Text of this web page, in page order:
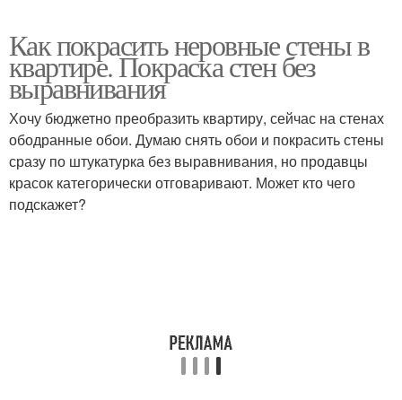
Как покрасить неровные стены в
квартире. Покраска стен без
выравнивания
Хочу бюджетно преобразить квартиру, сейчас на стенах
ободранные обои. Думаю снять обои и покрасить стены
сразу по штукатурка без выравнивания, но продавцы
красок категорически отговаривают. Может кто чего
подскажет?